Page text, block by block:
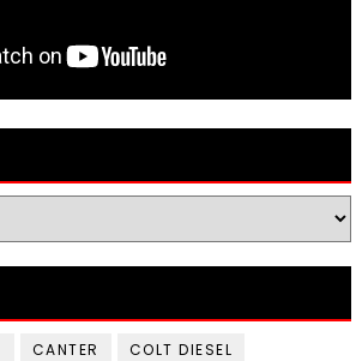
CANTER
COLT DIESEL